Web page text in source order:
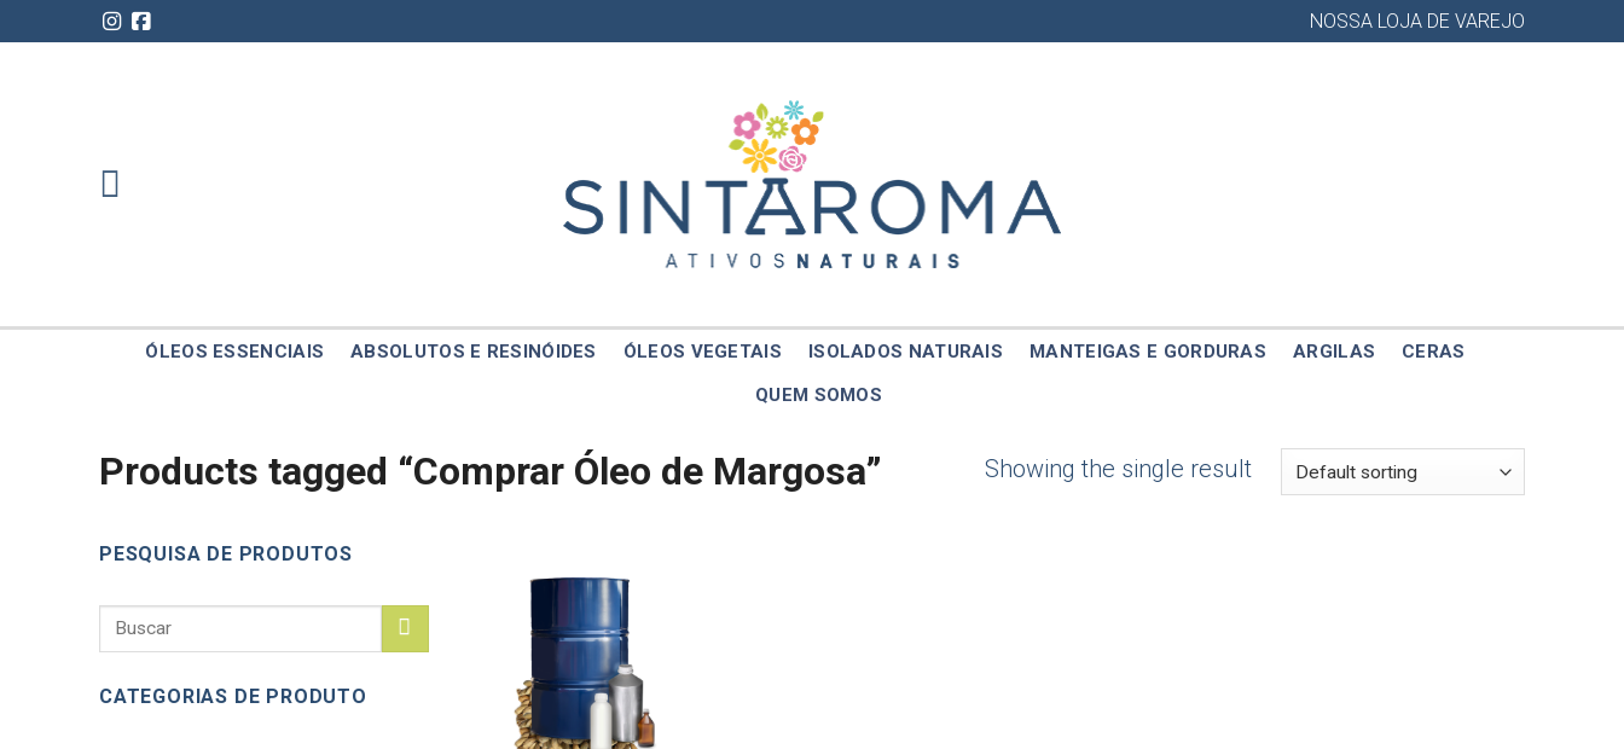
to
NOSSA LOJA DE VAREJO
ÓLEOS ESSENCIAIS ABSOLUTOS E RESINÓIDES ÓLEOS VEGETAIS ISOLADOS NATURAIS MANTEIGAS E GORDURAS ARGILAS
CERAS
QUEM SOMOS
Products tagged “Comprar Óleo de Margosa” Showing the single result
PESQUISA DE PRODUTOS
Search
CATEGORIAS DE PRODUTO